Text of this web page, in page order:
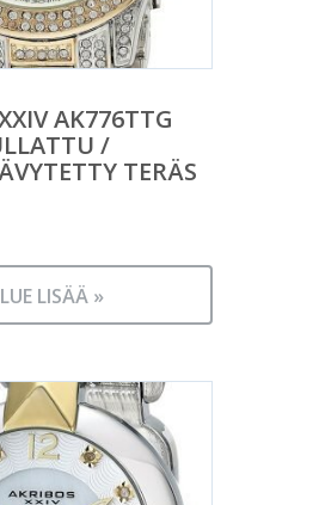
AK776TTG
/
TERÄS
LUE LISÄÄ »